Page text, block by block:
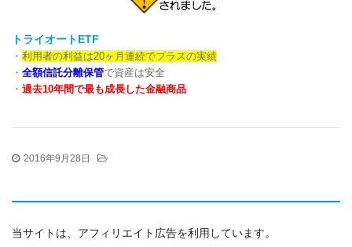
トライオートETF
・ 利用者の利益は20ヶ月連続でプラスの実績
・ 全額信託分離保管で資産は安全
・ 過去10年間で最も成長した金融商品
2016年9月28日
当サイトは、アフィリエイト広告を利用しています。